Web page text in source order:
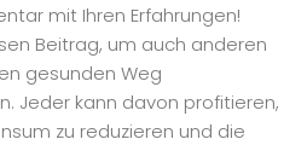
mit Ihren Erfahrungen!
Beitrag, um auch anderen
gesunden Weg
Jeder kann davon profitieren,
zu reduzieren und die